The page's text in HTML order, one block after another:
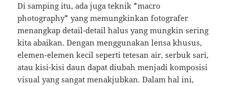
Di samping itu, ada juga teknik *macro
photography* yang memungkinkan fotografer
menangkap detail-detail halus yang mungkin sering
kita abaikan. Dengan menggunakan lensa khusus,
elemen-elemen kecil seperti tetesan air, serbuk sari,
atau kisi-kisi daun dapat diubah menjadi komposisi
visual yang sangat menakjubkan. Dalam hal ini,